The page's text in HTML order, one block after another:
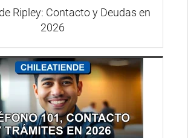
Ripley: Contacto y Deudas en
2026